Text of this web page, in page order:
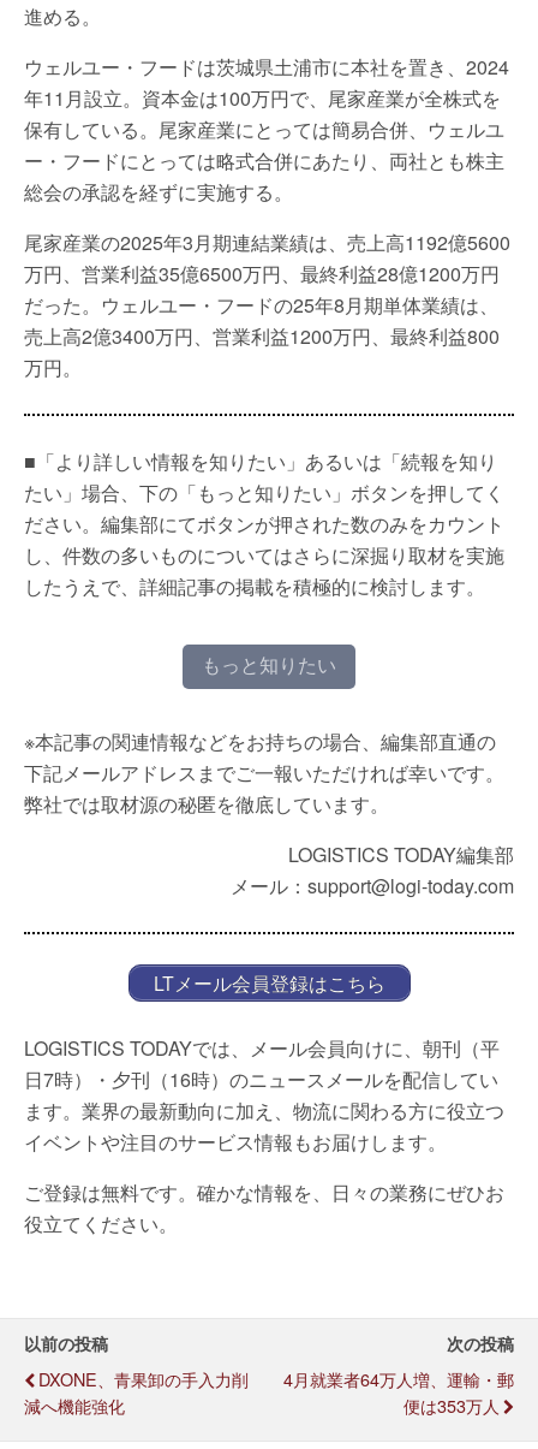
進める。
ウェルユー・フードは茨城県土浦市に本社を置き、2024
年11月設立。資本金は100万円で、尾家産業が全株式を
保有している。尾家産業にとっては簡易合併、ウェルユ
ー・フードにとっては略式合併にあたり、両社とも株主
総会の承認を経ずに実施する。
尾家産業の2025年3月期連結業績は、売上高1192億5600
万円、営業利益35億6500万円、最終利益28億1200万円
だった。ウェルユー・フードの25年8月期単体業績は、
売上高2億3400万円、営業利益1200万円、最終利益800
万円。
■「より詳しい情報を知りたい」あるいは「続報を知り
たい」場合、下の「もっと知りたい」ボタンを押してく
ださい。編集部にてボタンが押された数のみをカウント
し、件数の多いものについてはさらに深掘り取材を実施
したうえで、詳細記事の掲載を積極的に検討します。
もっと知りたい
※本記事の関連情報などをお持ちの場合、編集部直通の
下記メールアドレスまでご一報いただければ幸いです。
弊社では取材源の秘匿を徹底しています。
LOGISTICS TODAY編集部
メール：support@logi-today.com
LTメール会員登録はこちら
LOGISTICS TODAYでは、メール会員向けに、朝刊（平
日7時）・夕刊（16時）のニュースメールを配信してい
ます。業界の最新動向に加え、物流に関わる方に役立つ
イベントや注目のサービス情報もお届けします。
ご登録は無料です。確かな情報を、日々の業務にぜひお
役立てください。
以前の投稿
DXONE、青果卸の手入力削
減へ機能強化
次の投稿
4月就業者64万人増、運輸・郵
便は353万人